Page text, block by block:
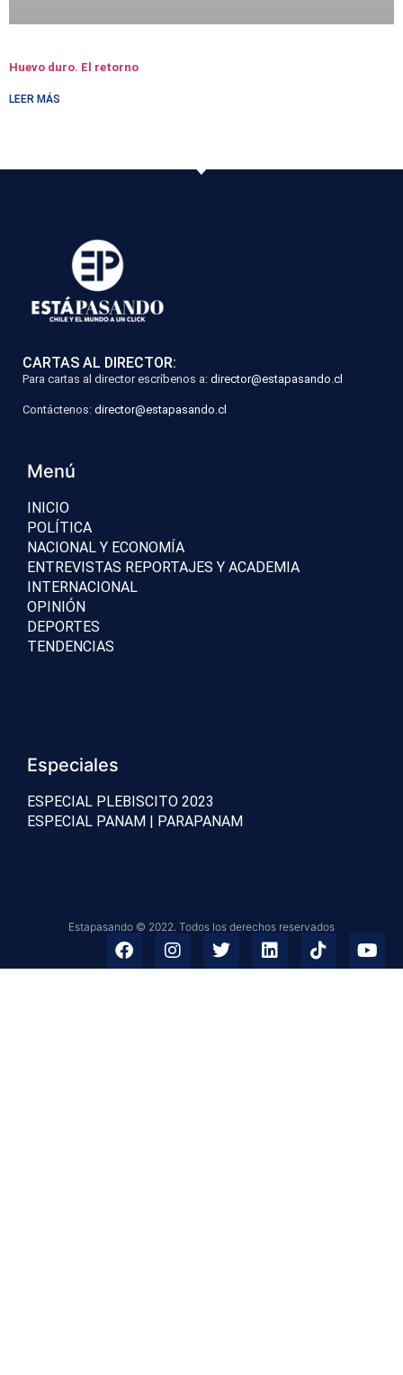
Huevo duro. El retorno
LEER MÁS
CARTAS AL DIRECTOR:
Para cartas al director escríbenos a: director@estapasando.cl
Contáctenos: director@estapasando.cl
Menú
INICIO
POLÍTICA
NACIONAL Y ECONOMÍA
ENTREVISTAS REPORTAJES Y ACADEMIA
INTERNACIONAL
OPINIÓN
DEPORTES
TENDENCIAS
Especiales
ESPECIAL PLEBISCITO 2023
ESPECIAL PANAM | PARAPANAM
Estapasando © 2022. Todos los derechos reservados